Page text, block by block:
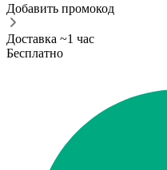
Добавить промокод
Доставка ~1 час
Бесплатно